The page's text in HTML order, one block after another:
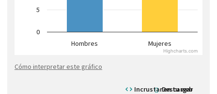
Incrustar en tu web
Descargar
Hombres Mujeres
0
5
Highcharts.com
Cómo interpretar este gráfico